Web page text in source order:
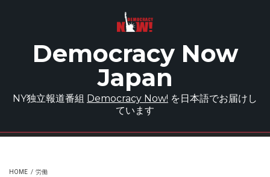
Democracy Now
Japan
NY独立報道番組 Democracy Now! を日本語でお届けし
ています
HOME / 労働